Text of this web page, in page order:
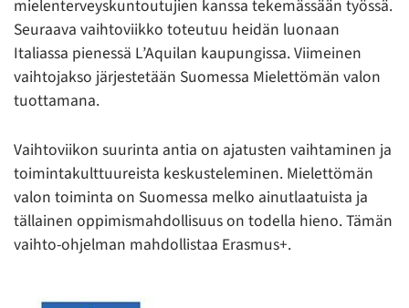
mielenterveyskuntoutujien kanssa tekemässään työssä.
Seuraava vaihtoviikko toteutuu heidän luonaan
Italiassa pienessä L’Aquilan kaupungissa. Viimeinen
vaihtojakso järjestetään Suomessa Mielettömän valon
tuottamana.
Vaihtoviikon suurinta antia on ajatusten vaihtaminen ja
toimintakulttuureista keskusteleminen. Mielettömän
valon toiminta on Suomessa melko ainutlaatuista ja
tällainen oppimismahdollisuus on todella hieno. Tämän
vaihto-ohjelman mahdollistaa Erasmus+.